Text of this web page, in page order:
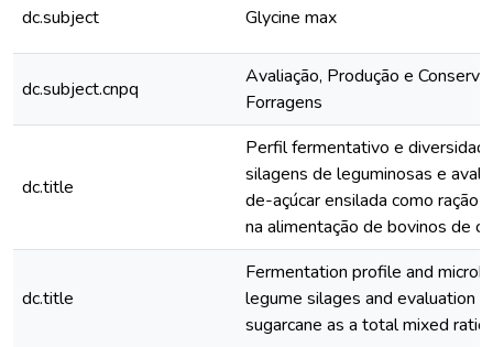
dc.subject Glycine max
dc.subject.cnpq
Avaliação, Produção e
Forragens
dc.title
Perfil fermentativo e
silagens de leguminosas e
de-açúcar ensilada como ração
na alimentação de bovinos de
dc.title
Fermentation profile and
legume silages and evaluation
sugarcane as a total mixed